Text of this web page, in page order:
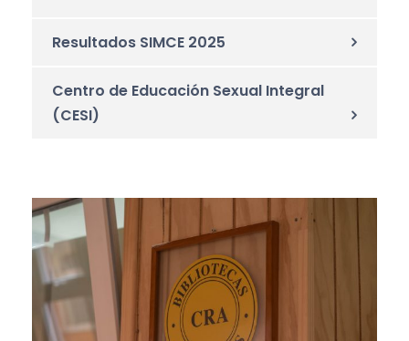
Resultados SIMCE 2025
Centro de Educación Sexual Integral
(CESI)